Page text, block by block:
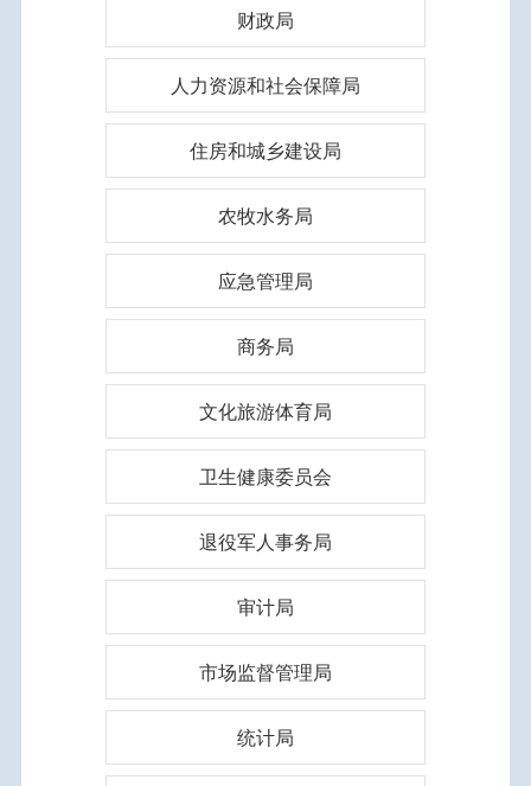
财政局
人力资源和社会保障局
住房和城乡建设局
农牧水务局
应急管理局
商务局
文化旅游体育局
卫生健康委员会
退役军人事务局
审计局
市场监督管理局
统计局